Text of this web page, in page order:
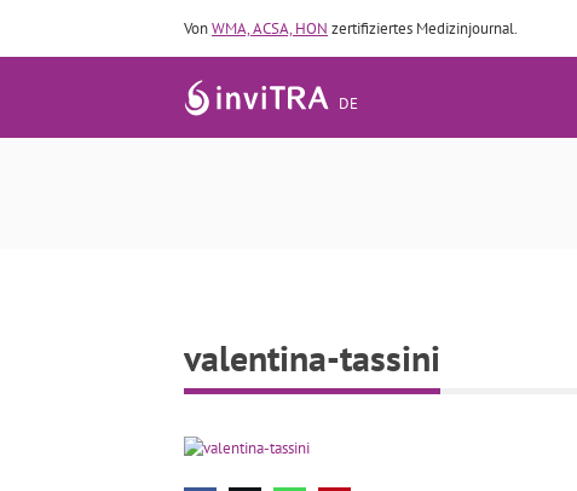
VonWMA, ACSA, HON zertifiziertes Medizinjournal.
DE
valentina-tassini